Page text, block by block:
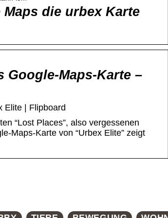
die urbex Karte
Google-Maps-Karte –
Elite | Flipboard
“Lost Places”, also vergessenen
Maps-Karte von “Urbex Elite” zeigt